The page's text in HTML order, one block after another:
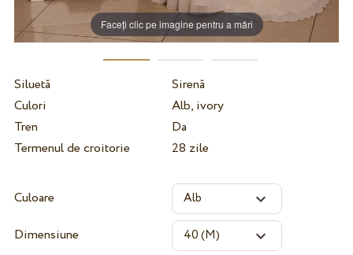
Faceți clic pe imagine pentru a mări
Siluetă
Sirenă
Culori
Alb, ivory
Tren
Da
Termenul de croitorie
28 zile
Culoare
Dimensiune